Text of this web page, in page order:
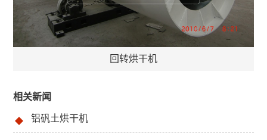
回转烘干机
相关新闻
铝矾土烘干机